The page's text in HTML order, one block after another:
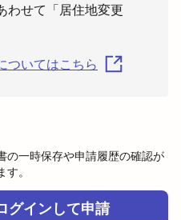
わせて「居住地変更
ついてはこちら
の一時保存や申請履歴の確認が
す。
グインして申請